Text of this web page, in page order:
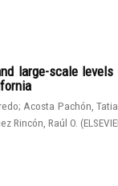
large-scale
; Acosta Pachón,
Rincón, Raúl O. (